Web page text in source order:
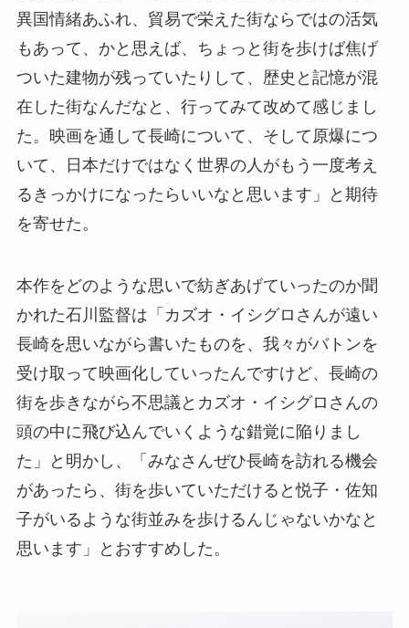
異国情緒あふれ、貿易で栄えた街ならではの活気
もあって、かと思えば、ちょっと街を歩けば焦げ
ついた建物が残っていたりして、歴史と記憶が混
在した街なんだなと、行ってみて改めて感じまし
た。映画を通して長崎について、そして原爆につ
いて、日本だけではなく世界の人がもう一度考え
るきっかけになったらいいなと思います」と期待
を寄せた。
本作をどのような思いで紡ぎあげていったのか聞
かれた石川監督は「カズオ・イシグロさんが遠い
長崎を思いながら書いたものを、我々がバトンを
受け取って映画化していったんですけど、長崎の
街を歩きながら不思議とカズオ・イシグロさんの
頭の中に飛び込んでいくような錯覚に陥りまし
た」と明かし、「みなさんぜひ長崎を訪れる機会
があったら、街を歩いていただけると悦子・佐知
子がいるような街並みを歩けるんじゃないかなと
思います」とおすすめした。